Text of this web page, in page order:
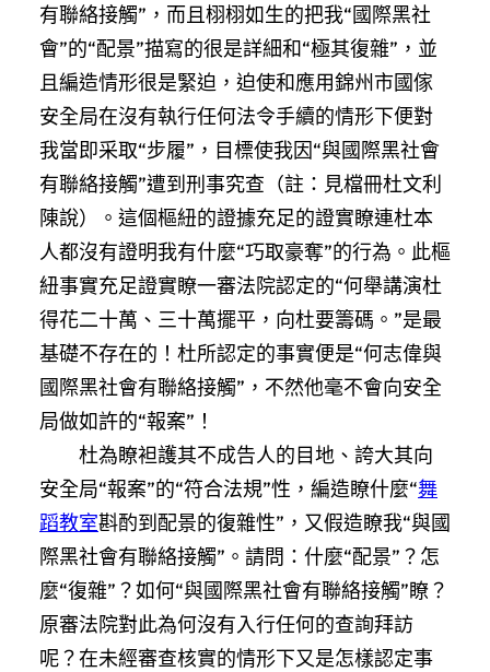
有聯絡接觸”，而且栩栩如生的把我“國際黑社
會”的“配景”描寫的很是詳細和“極其復雜”，並
且編造情形很是緊迫，迫使和應用錦州市國傢
安全局在沒有執行任何法令手續的情形下便對
我當即采取“步履”，目標使我因“與國際黑社會
有聯絡接觸”遭到刑事究查（註：見檔冊杜文利
陳說）。這個樞紐的證據充足的證實瞭連杜本
人都沒有證明我有什麼“巧取豪奪”的行為。此樞
紐事實充足證實瞭一審法院認定的“何舉講演杜
得花二十萬、三十萬擺平，向杜要籌碼。”是最
基礎不存在的！杜所認定的事實便是“何志偉與
國際黑社會有聯絡接觸”，不然他毫不會向安全
局做如許的“報案”！
杜為瞭袒護其不成告人的目地、誇大其向
安全局“報案”的“符合法規”性，編造瞭什麼“舞
蹈教室斟酌到配景的復雜性”，又假造瞭我“與國
際黑社會有聯絡接觸”。請問：什麼“配景”？怎
麼“復雜”？如何“與國際黑社會有聯絡接觸”瞭？
原審法院對此為何沒有入行任何的查詢拜訪
呢？在未經審查核實的情形下又是怎樣認定事